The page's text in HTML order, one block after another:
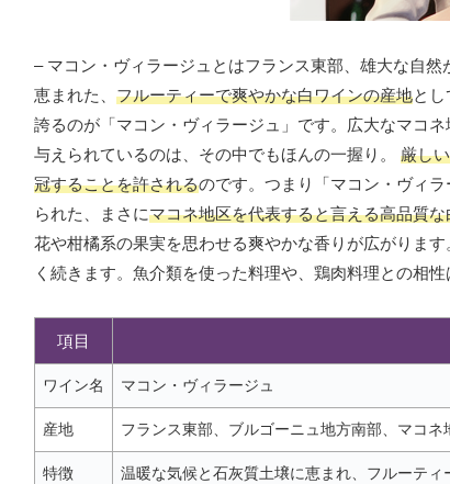
– マコン・ヴィラージュとはフランス東部、雄大な自
恵まれた、 フルーティーで爽やかな白ワインの産地と
誇るのが「マコン・ヴィラージュ」です。広大なマコ
与えられているのは、その中でもほんの一握り。 厳し
冠することを許されるのです。つまり「マコン・ヴィ
られた、まさにマコネ地区を代表すると言える高品質な
花や柑橘系の果実を思わせる爽やかな香りが広がりま
く続きます。魚介類を使った料理や、鶏肉料理との相
項目
ワイン名 マコン・ヴィラージュ
産地 フランス東部、ブルゴーニュ地方南部、マコネ
特徴 温暖な気候と石灰質土壌に恵まれ、フルーテ